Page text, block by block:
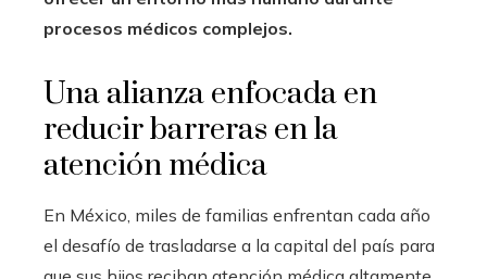
procesos médicos complejos.
Una alianza enfocada en
reducir barreras en la
atención médica
En México, miles de familias enfrentan cada año
el desafío de trasladarse a la capital del país para